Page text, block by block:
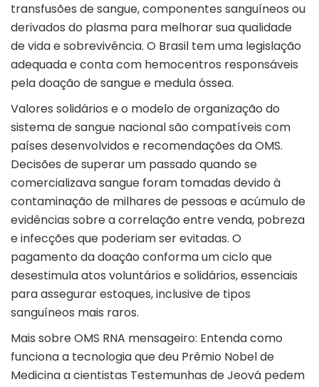
transfusões de sangue, componentes sanguíneos ou
derivados do plasma para melhorar sua qualidade
de vida e sobrevivência. O Brasil tem uma legislação
adequada e conta com hemocentros responsáveis
pela doação de sangue e medula óssea.
Valores solidários e o modelo de organização do
sistema de sangue nacional são compatíveis com
países desenvolvidos e recomendações da OMS.
Decisões de superar um passado quando se
comercializava sangue foram tomadas devido à
contaminação de milhares de pessoas e acúmulo de
evidências sobre a correlação entre venda, pobreza
e infecções que poderiam ser evitadas. O
pagamento da doação conforma um ciclo que
desestimula atos voluntários e solidários, essenciais
para assegurar estoques, inclusive de tipos
sanguíneos mais raros.
Mais sobre OMS RNA mensageiro: Entenda como
funciona a tecnologia que deu Prêmio Nobel de
Medicina a cientistas Testemunhas de Jeová pedem